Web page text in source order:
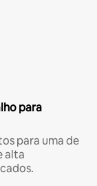
para
para uma de
alta